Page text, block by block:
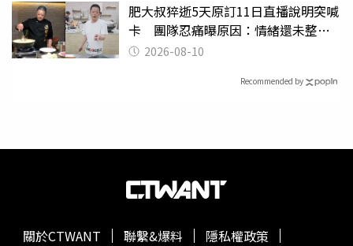
肥大叔猝逝5天原訂11日直播說明突喊
卡 團隊忍痛曝原因：情緒還未整理
好 2026-08-10
Recommended by
關於CTWANT 聯繫&爆料
隱私權政策